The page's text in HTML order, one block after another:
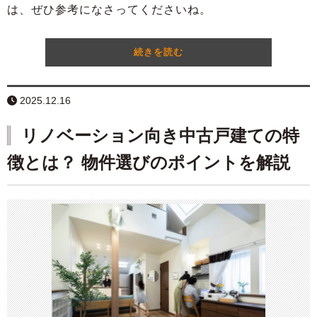
は、ぜひ参考になさってくださいね。
続きを読む
2025.12.16
リノベーション向き中古戸建ての特
徴とは？ 物件選びのポイントを解説